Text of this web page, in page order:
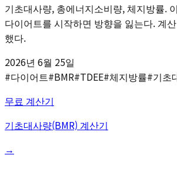
기초대사량, 총에너지소비량, 체지방률.
다이어트를 시작하면 방향을 잃는다. 계
했다.
2026년 6월 25일
#다이어트#BMR#TDEE#체지방률#기초
무료 계산기
기초대사량(BMR) 계산기
→